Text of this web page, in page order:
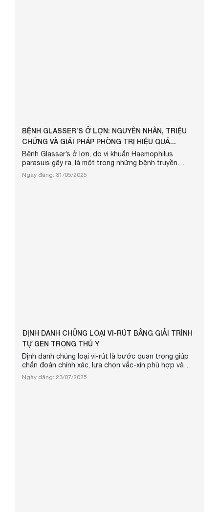
BỆNH GLASSER’S Ở LỢN: NGUYÊN NHÂN, TRIỆU
CHỨNG VÀ GIẢI PHÁP PHÒNG TRỊ HIỆU QUẢ...
Bệnh Glasser’s ở lợn, do vi khuẩn Haemophilus
parasuis gây ra, là một trong những bệnh truyền
nhiễm nguy hiểm, đặc biệt ảnh hưởng nghiêm trọng
đến lợn con sau cai sữa. Bệnh gây ra các tổn thương
Ngày đăng: 31/05/2025
ĐỊNH DANH CHỦNG LOẠI VI-RÚT BẰNG GIẢI TRÌNH
TỰ GEN TRONG THÚ Y
Định danh chủng loại vi-rút là bước quan trọng giúp
chẩn đoán chính xác, lựa chọn vắc-xin phù hợp và
theo dõi sự tiến hóa của mầm bệnh trong thú y. Với
sự hỗ trợ của kỹ thuật giải trình tự gen, quá trình xác
Ngày đăng: 23/07/2025